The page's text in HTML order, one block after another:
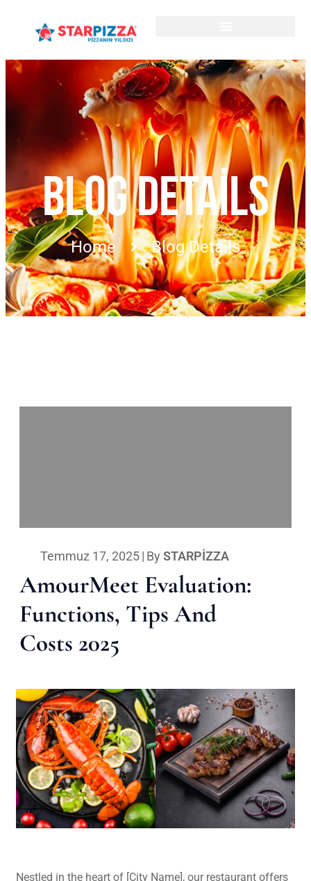
BLOG DETAILS
Home Blog Details
Temmuz 17, 2025| By STARPIZZA
AmourMeet Evaluation:
Functions, Tips And
Costs 2025
Nestled in the heart of [City Name], our restaurant offers